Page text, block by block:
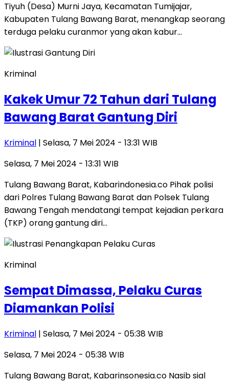
Tiyuh (Desa) Murni Jaya, Kecamatan Tumijajar,
Kabupaten Tulang Bawang Barat, menangkap seorang
terduga pelaku curanmor yang akan kabur…
Kriminal
Kakek Umur 72 Tahun dari Tulang
Bawang Barat Gantung Diri
Kriminal | Selasa, 7 Mei 2024 - 13:31 WIB
Selasa, 7 Mei 2024 - 13:31 WIB
Tulang Bawang Barat, Kabarindonesia.co Pihak polisi
dari Polres Tulang Bawang Barat dan Polsek Tulang
Bawang Tengah mendatangi tempat kejadian perkara
(TKP) orang gantung diri…
Kriminal
Sempat Dimassa, Pelaku Curas
Diamankan Polisi
Kriminal | Selasa, 7 Mei 2024 - 05:38 WIB
Selasa, 7 Mei 2024 - 05:38 WIB
Tulang Bawang Barat, Kabarinsonesia.co Nasib sial